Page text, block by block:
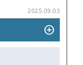
2025.09.03
add_circle